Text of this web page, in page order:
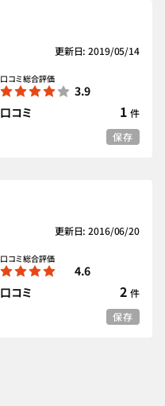
更新日: 2019/05/14
口コミ総合評価
3.9
口コミ
1 件
保存
更新日: 2016/06/20
口コミ総合評価
4.6
口コミ
2 件
保存